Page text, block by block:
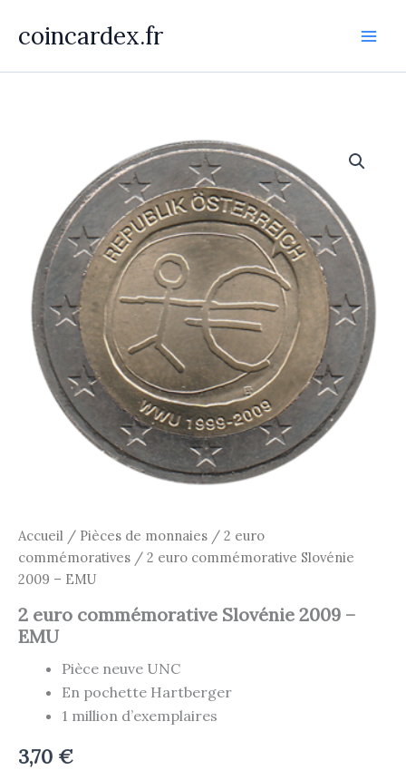
coincardex.fr
Accueil / Pièces de monnaies / 2 euro
commémoratives / 2 euro commémorative Slovénie
2009 – EMU
2 euro commémorative Slovénie 2009 –
EMU
Pièce neuve UNC
En pochette Hartberger
1 million d’exemplaires
3,70 €